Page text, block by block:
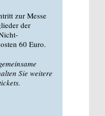
zur Messe
der
60 Euro.
Sie weitere